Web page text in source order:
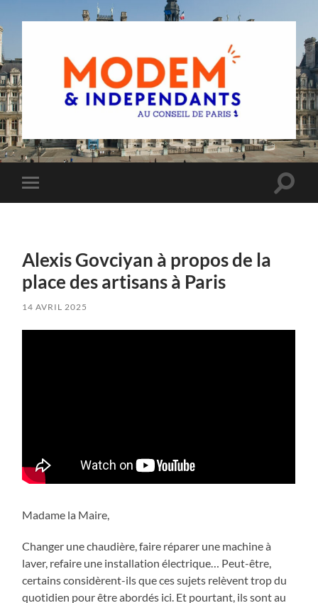
Groupe
MoDem
et
de
Toggle
mobile
Toggle
Alexis Govciyan à propos de la
place des artisans à Paris
14 AVRIL 2025
Madame la Maire,
Changer une chaudière, faire réparer une machine à
laver, refaire une installation électrique… Peut-être,
certains considèrent-ils que ces sujets relèvent trop du
quotidien pour être abordés ici. Et pourtant, ils sont au